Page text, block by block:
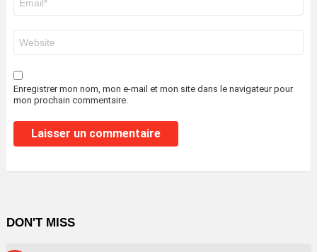
mail
*
web
Enregistrer mon nom, mon e-mail et mon site dans le navigateur pour
mon prochain commentaire.
DON'T MISS